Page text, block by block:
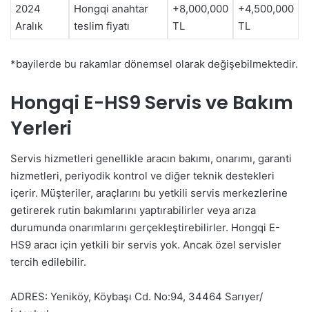
2024
Aralık
Hongqi anahtar
teslim fiyatı
+8,000,000
TL
+4,500,000
TL
*bayilerde bu rakamlar dönemsel olarak değişebilmektedir.
Hongqi E-HS9 Servis ve Bakım
Yerleri
Servis hizmetleri genellikle aracın bakımı, onarımı, garanti
hizmetleri, periyodik kontrol ve diğer teknik destekleri
içerir. Müşteriler, araçlarını bu yetkili servis merkezlerine
getirerek rutin bakımlarını yaptırabilirler veya arıza
durumunda onarımlarını gerçekleştirebilirler. Hongqi E-
HS9 aracı için yetkili bir servis yok. Ancak özel servisler
tercih edilebilir.
ADRES: Yeniköy, Köybaşı Cd. No:94, 34464 Sarıyer/